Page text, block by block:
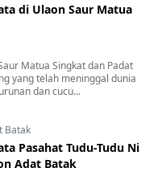
di Ulaon Saur Matua
Matua Singkat dan Padat
yang telah meninggal dunia
dan cucu...
Batak
Pasahat Tudu-Tudu Ni
Adat Batak